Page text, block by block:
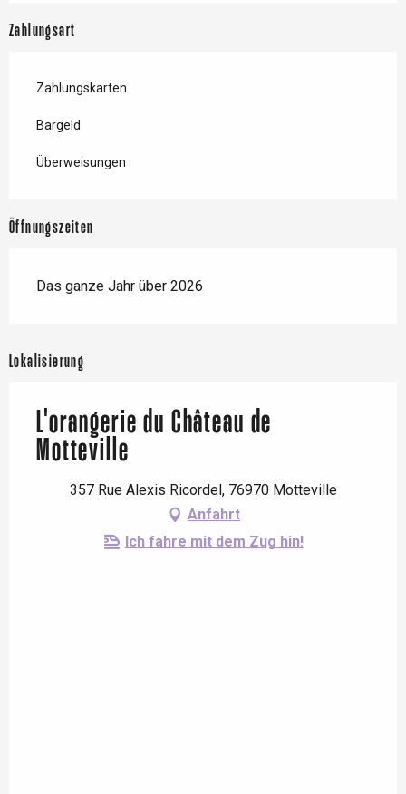
Zahlungsart
Zahlungskarten
Bargeld
Überweisungen
Öffnungszeiten
Das ganze Jahr über 2026
Lokalisierung
L'orangerie du Château de
Motteville
357 Rue Alexis Ricordel, 76970 Motteville
Anfahrt
Ich fahre mit dem Zug hin!